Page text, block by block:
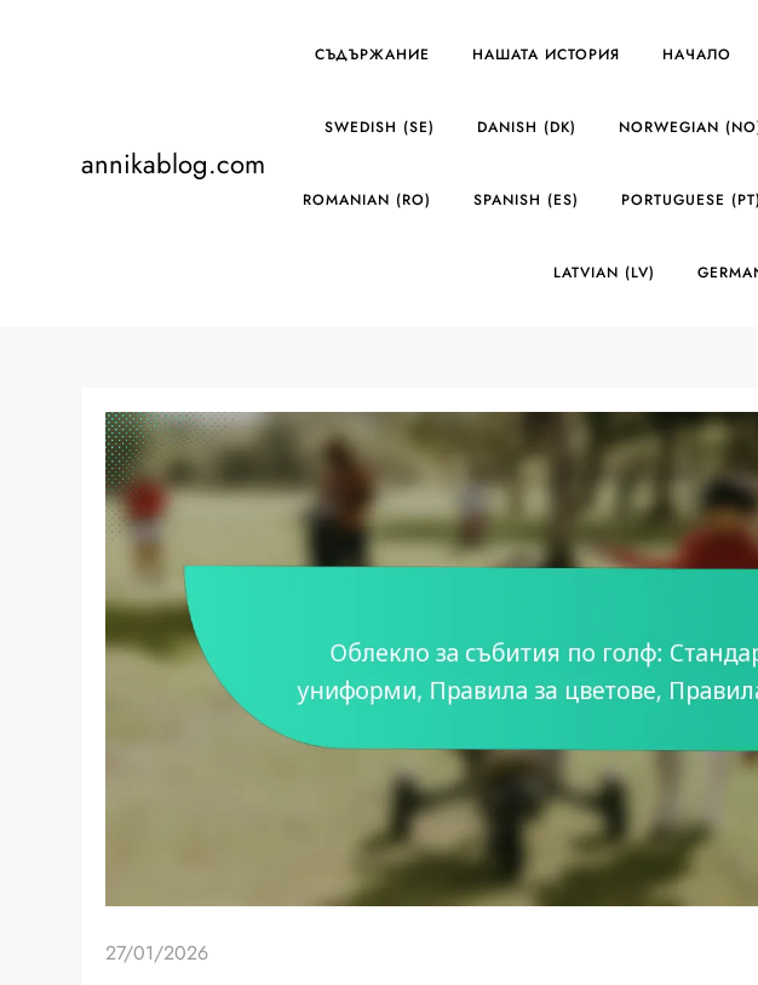
annikablog.com
СЪДЪРЖАНИЕ НАШАТА ИСТОРИЯ НАЧАЛО
SWEDISH (SE) DANISH (DK) NORWEGIAN
ROMANIAN (RO) SPANISH (ES) PORTUGUESE (PT)
LATVIAN (LV)
27/01/2026